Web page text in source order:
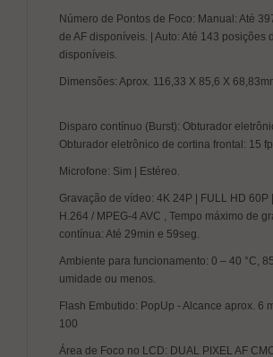
Número de Pontos de Foco: Manual: Até
de AF disponíveis. | Auto: Até 143 posições
disponíveis.
Dimensões: Aprox. 116,33 X 85,6 X
Disparo contínuo (Burst): Obturador
Obturador eletrônico de cortina frontal: 15
Microfone: Sim | Estéreo.
Gravação de vídeo: 4K 24P | FULL HD 60P
H.264 / MPEG-4 AVC , Tempo máximo de
contínua: Até 29min e 59seg.
Ambiente para funcionamento: 0 – 40 °C,
umidade ou menos.
Flash Embutido: PopUp - Alcance aprox. 6
100
Área de Foco no LCD: DUAL PIXEL AF